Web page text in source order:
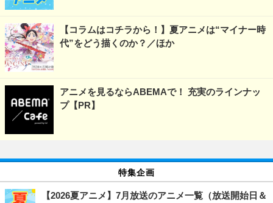
【コラムはコチラから！】夏アニメは“マイナー時
代”をどう描くのか？／ほか
アニメを見るならABEMAで！ 充実のラインナッ
プ【PR】
特集企画
【2026夏アニメ】7月放送のアニメ一覧（放送開始日＆